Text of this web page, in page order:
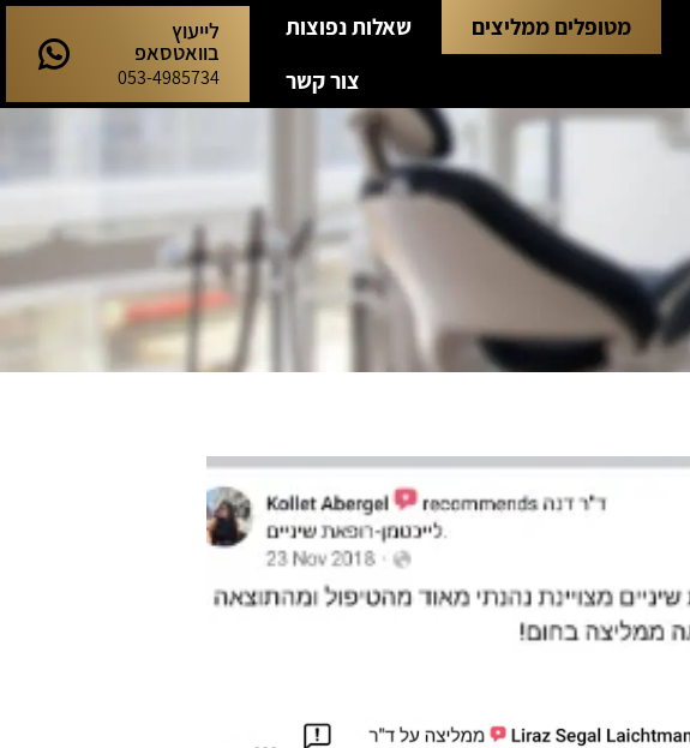
מטופלים ממליצים
שאלות נפוצות
צור קשר
לייעוץ
בוואטסאפ
053-4985734